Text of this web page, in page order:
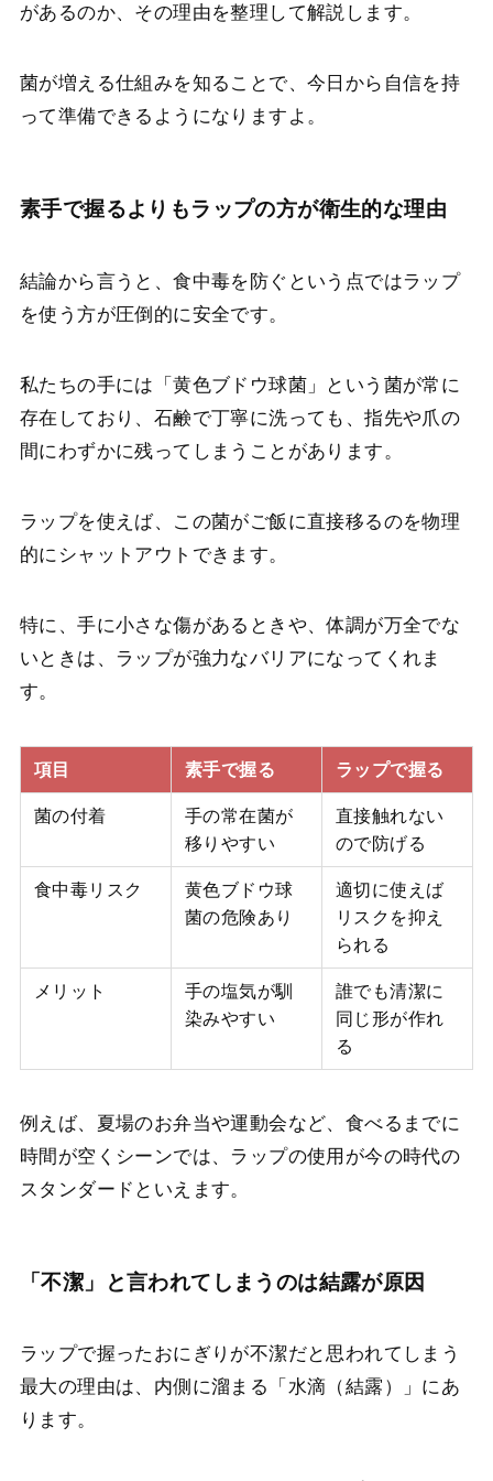
があるのか、その理由を整理して解説します。
菌が増える仕組みを知ることで、今日から自信を持
って準備できるようになりますよ。
素手で握るよりもラップの方が衛生的な理由
結論から言うと、食中毒を防ぐという点ではラップ
を使う方が圧倒的に安全です。
私たちの手には「黄色ブドウ球菌」という菌が常に
存在しており、石鹸で丁寧に洗っても、指先や爪の
間にわずかに残ってしまうことがあります。
ラップを使えば、この菌がご飯に直接移るのを物理
的にシャットアウトできます。
特に、手に小さな傷があるときや、体調が万全でな
いときは、ラップが強力なバリアになってくれま
す。
項目 素手で握る ラップで握る
菌の付着
手の常在菌が
移りやすい
直接触れない
ので防げる
食中毒リスク
黄色ブドウ球
菌の危険あり
適切に使えば
リスクを抑え
られる
メリット
手の塩気が馴
染みやすい
誰でも清潔に
同じ形が作れ
る
例えば、夏場のお弁当や運動会など、食べるまでに
時間が空くシーンでは、ラップの使用が今の時代の
スタンダードといえます。
「不潔」と言われてしまうのは結露が原因
ラップで握ったおにぎりが不潔だと思われてしまう
最大の理由は、内側に溜まる「水滴（結露）」にあ
ります。